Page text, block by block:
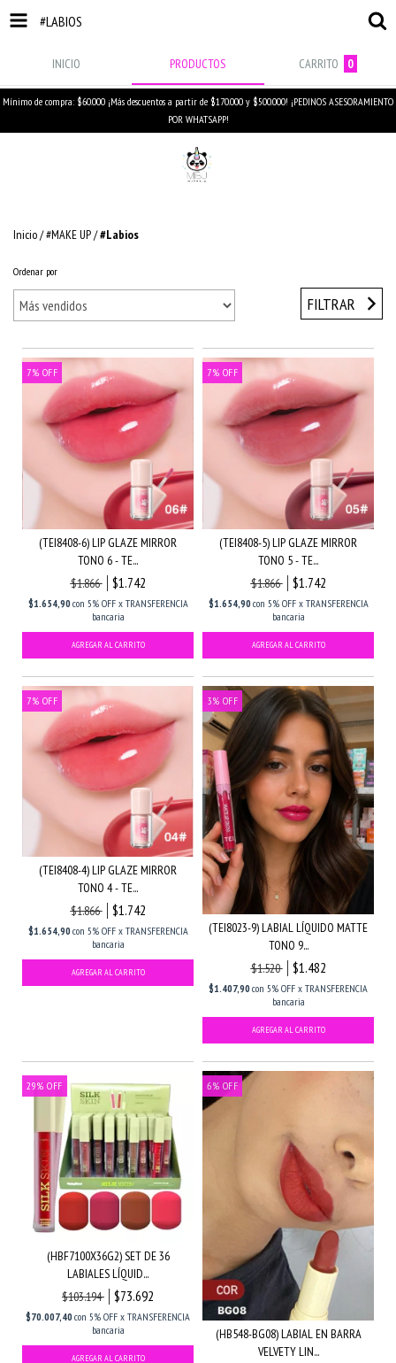
#LABIOS
INICIO PRODUCTOS CARRITO 0
Mínimo de compra: $60.000 ¡Más descuentos a partir de $170.000 y $500.000! ¡PEDINOS ASESORAMIENTO
POR WHATSAPP!
Inicio/#MAKE UP/#Labios
Ordenar por
FILTRAR
7% OFF
(TEI8408-6) LIP GLAZE MIRROR
TONO 6 - TE...
$1.866
$1.742
$1.654,90con 5% OFF x TRANSFERENCIA
bancaria
7% OFF
(TEI8408-5) LIP GLAZE MIRROR
TONO 5 - TE...
$1.866
$1.742
$1.654,90con 5% OFF x TRANSFERENCIA
bancaria
7% OFF
(TEI8408-4) LIP GLAZE MIRROR
TONO 4 - TE...
$1.866
$1.742
$1.654,90con 5% OFF x TRANSFERENCIA
bancaria
3% OFF
(TEI8023-9) LABIAL LÍQUIDO MATTE
TONO 9...
$1.520
$1.482
$1.407,90con 5% OFF x TRANSFERENCIA
bancaria
29% OFF
(HBF7100X36G2) SET DE 36
LABIALES LÍQUID...
$103.194
$73.692
$70.007,40con 5% OFF x TRANSFERENCIA
bancaria
6% OFF
(HB548-BG08) LABIAL EN BARRA
VELVETY LIN...